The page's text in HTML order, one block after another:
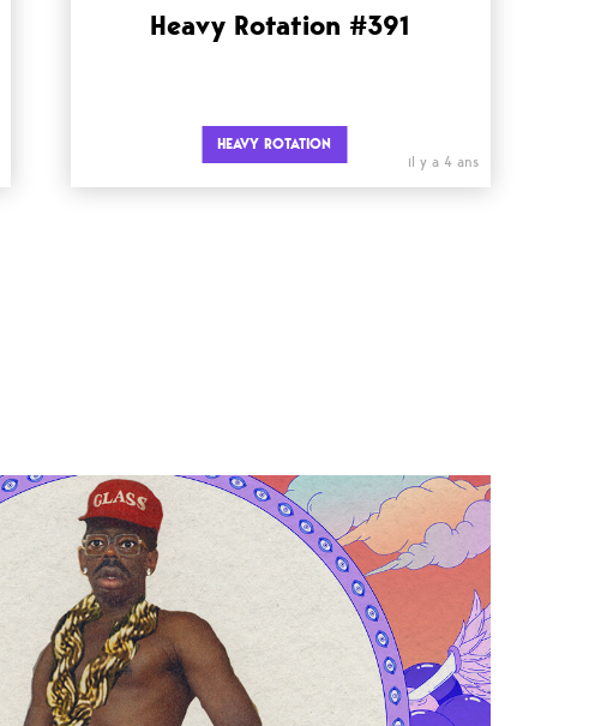
Heavy Rotation #391
HEAVY ROTATION
il y a 4 ans